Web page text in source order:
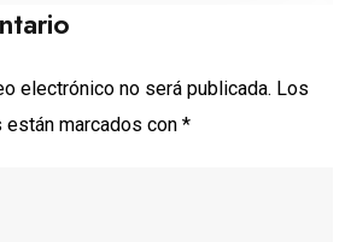
electrónico no será publicada. Los
marcados con *